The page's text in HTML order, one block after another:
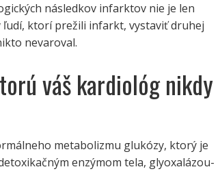
následkov infarktov nie je len
ktorí prežili infarkt, vystaviť druhej
nevaroval.
váš kardiológ nikdy
metabolizmu glukózy, ktorý je
enzýmom tela, glyoxalázou-